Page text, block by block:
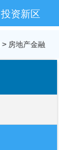
投资新区
> 房地产金融